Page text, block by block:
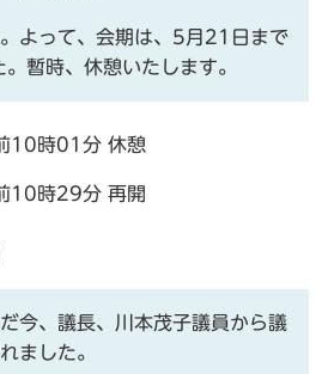
よって、会期は、5月21日まで
暫時、休憩いたします。
10時01分 休憩
10時29分 再開
今、議長、川本茂子議員から議
ました。